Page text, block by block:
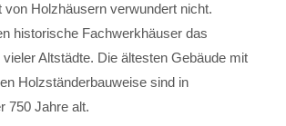
von Holzhäusern verwundert nicht.
historische Fachwerkhäuser das
Altstädte. Die ältesten Gebäude mit
Holzständerbauweise sind in
750 Jahre alt.